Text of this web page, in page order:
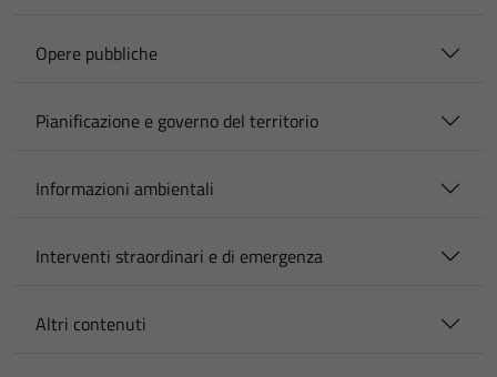
Opere pubbliche
Pianificazione e governo del territorio
Informazioni ambientali
Interventi straordinari e di emergenza
Altri contenuti